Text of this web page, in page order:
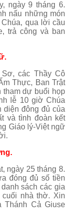
ngày 9 tháng 6.
nấu những món
qua lời cầu
trả công và ban
các Thầy Cô
Thực, Ban Trật
tham dự buổi họp
lễ 10 giờ Chúa
diện đông đủ của
và tình đoàn kết
Giáo lý-Việt ngữ
ngày 25 tháng 8.
đóng đủ số tiền
sách các gia
nhà thờ. Xin
Thánh Cả Giuse